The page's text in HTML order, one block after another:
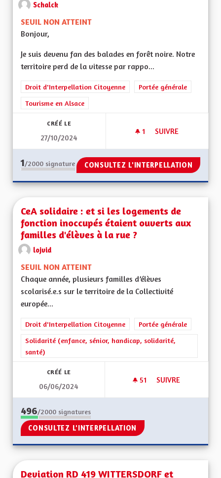
Schalck
SEUIL NON ATTEINT
Bonjour,
Je suis devenu fan des balades en forêt noire. Notre
territoire perd de la vitesse par rappo...
Droit d'Interpellation Citoyenne
Portée générale
Tourisme en Alsace
CRÉÉ LE
27/10/2024
1 1 ABONNÉ
SUIVRE
1/2000 signature CONSULTEZ L'INTERPELLATION
CeA solidaire : et si les logements de
fonction inoccupés étaient ouverts aux
familles d'élèves à la rue ?
lojvid
SEUIL NON ATTEINT
Chaque année, plusieurs familles d’élèves
scolarisé.e.s sur le territoire de la Collectivité
europée...
Droit d'Interpellation Citoyenne
Portée générale
Solidarité (enfance, sénior, handicap, solidarité,
santé)
CRÉÉ LE
06/06/2024
51 51 ABONNÉS
SUIVRE
496/2000 signatures
CONSULTEZ L'INTERPELLATION
Deviation RD 419 WITTERSDORF et